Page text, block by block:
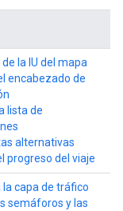
la IU del mapa
encabezado de
lista de
alternativas
progreso del viaje
la capa de tráfico
semáforos y las